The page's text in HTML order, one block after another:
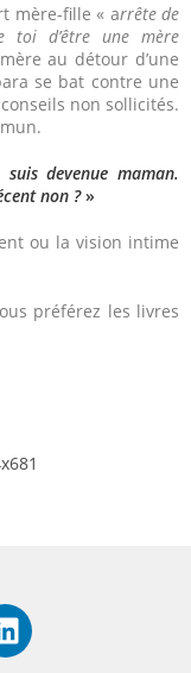
mère-fille « arrête de
toi d’être une mère
au détour d’une
se bat contre une
non sollicités.
devenue maman.
non ?»
ou la vision intime
préférez les livres